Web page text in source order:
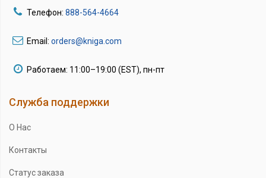
Телефон: 888-564-4664
Email: orders@kniga.com
Работаем: 11:00–19:00 (EST), пн-пт
Служба поддержки
О Нас
Контакты
Статус заказа